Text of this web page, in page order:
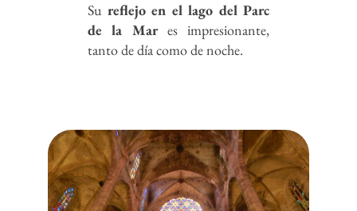
Su reflejo en el lago del Parc
de la Mares impresionante,
tanto de día como de noche.